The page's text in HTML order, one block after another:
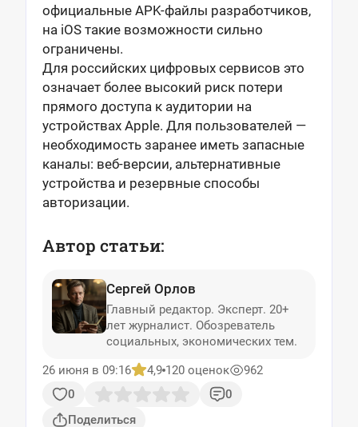
официальные APK-файлы разработчиков,
на iOS такие возможности сильно
ограничены.
Для российских цифровых сервисов это
означает более высокий риск потери
прямого доступа к аудитории на
устройствах Apple. Для пользователей —
необходимость заранее иметь запасные
каналы: веб-версии, альтернативные
устройства и резервные способы
авторизации.
Автор статьи:
Сергей Орлов
Главный редактор. Эксперт. 20+
лет журналист. Обозреватель
социальных, экономических тем.
26 июня в 09:16
4,9 120 оценок
962
0
0
Поделиться